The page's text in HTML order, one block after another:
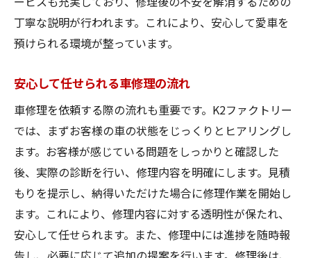
丁寧な説明が行われます。これにより、安心して愛車を
預けられる環境が整っています。
安心して任せられる車修理の流れ
車修理を依頼する際の流れも重要です。K2ファクトリー
では、まずお客様の車の状態をじっくりとヒアリングし
ます。お客様が感じている問題をしっかりと確認した
後、実際の診断を行い、修理内容を明確にします。見積
もりを提示し、納得いただけた場合に修理作業を開始し
ます。これにより、修理内容に対する透明性が保たれ、
安心して任せられます。また、修理中には進捗を随時報